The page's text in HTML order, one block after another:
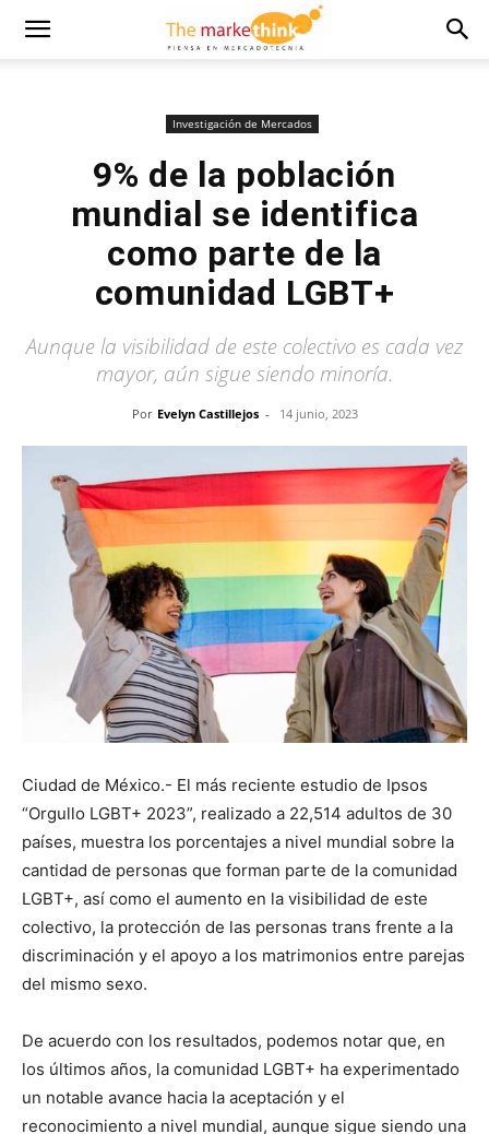
Investigación de Mercados
9% de la población
mundial se identifica
como parte de la
comunidad LGBT+
Aunque la visibilidad de este colectivo es cada vez
mayor, aún sigue siendo minoría.
Por Evelyn Castillejos - 14 junio, 2023
Ciudad de México.- El más reciente estudio de Ipsos
“Orgullo LGBT+ 2023”, realizado a 22,514 adultos de 30
países, muestra los porcentajes a nivel mundial sobre la
cantidad de personas que forman parte de la comunidad
LGBT+, así como el aumento en la visibilidad de este
colectivo, la protección de las personas trans frente a la
discriminación y el apoyo a los matrimonios entre parejas
del mismo sexo.
De acuerdo con los resultados, podemos notar que, en
los últimos años, la comunidad LGBT+ ha experimentado
un notable avance hacia la aceptación y el
reconocimiento a nivel mundial, aunque sigue siendo una